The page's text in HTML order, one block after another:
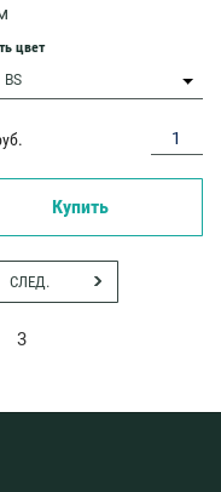
цвет
BS
Купить
СЛЕД.
3